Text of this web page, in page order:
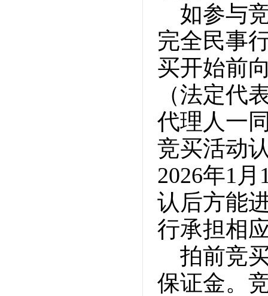
如参与
完全民事
买开始前
（法定代
代理人一
竞买活动
2026年1
认后方能
行承担相
拍前竞
保证金。